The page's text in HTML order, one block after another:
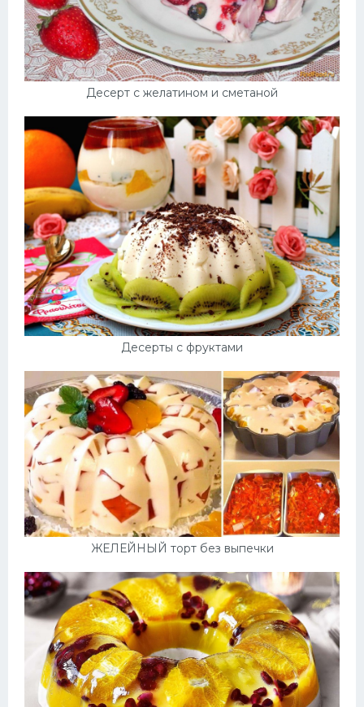
Десерт с желатином и сметаной
Десерты с фруктами
ЖЕЛЕЙНЫЙ торт без выпечки